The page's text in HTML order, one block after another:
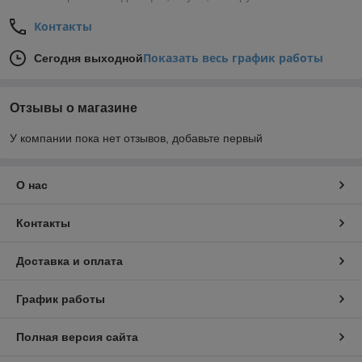
Контакты
Сегодня выходнойПоказать весь график работы
Отзывы о магазине
У компании пока нет отзывов, добавьте первый
О нас
Контакты
Доставка и оплата
График работы
Полная версия сайта